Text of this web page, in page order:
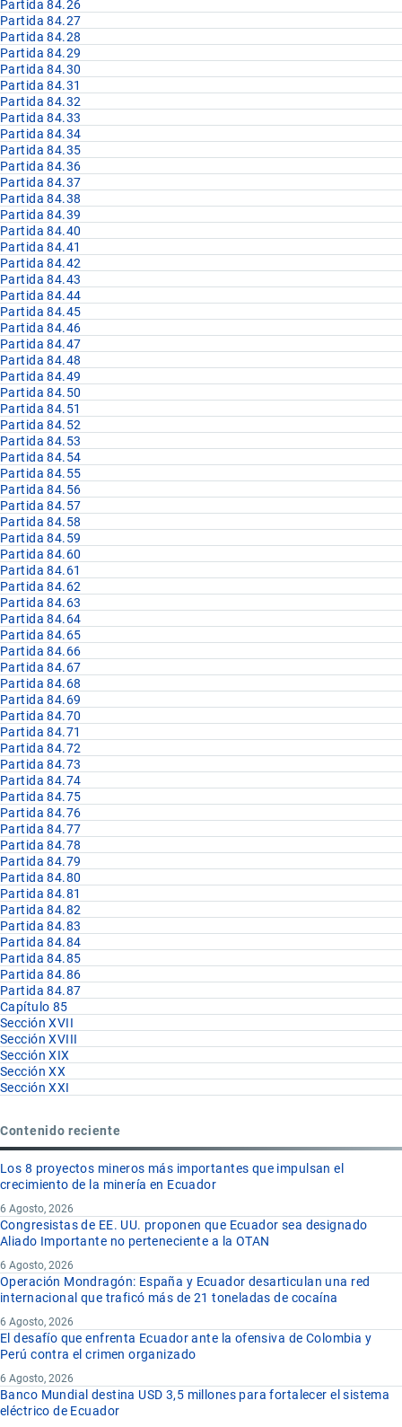
Partida 84.26
Partida 84.27
Partida 84.28
Partida 84.29
Partida 84.30
Partida 84.31
Partida 84.32
Partida 84.33
Partida 84.34
Partida 84.35
Partida 84.36
Partida 84.37
Partida 84.38
Partida 84.39
Partida 84.40
Partida 84.41
Partida 84.42
Partida 84.43
Partida 84.44
Partida 84.45
Partida 84.46
Partida 84.47
Partida 84.48
Partida 84.49
Partida 84.50
Partida 84.51
Partida 84.52
Partida 84.53
Partida 84.54
Partida 84.55
Partida 84.56
Partida 84.57
Partida 84.58
Partida 84.59
Partida 84.60
Partida 84.61
Partida 84.62
Partida 84.63
Partida 84.64
Partida 84.65
Partida 84.66
Partida 84.67
Partida 84.68
Partida 84.69
Partida 84.70
Partida 84.71
Partida 84.72
Partida 84.73
Partida 84.74
Partida 84.75
Partida 84.76
Partida 84.77
Partida 84.78
Partida 84.79
Partida 84.80
Partida 84.81
Partida 84.82
Partida 84.83
Partida 84.84
Partida 84.85
Partida 84.86
Partida 84.87
Capítulo 85
Sección XVII
Sección XVIII
Sección XIX
Sección XX
Sección XXI
Contenido reciente
Los 8 proyectos mineros más importantes que impulsan el
crecimiento de la minería en Ecuador
6 Agosto, 2026
Congresistas de EE. UU. proponen que Ecuador sea designado
Aliado Importante no perteneciente a la OTAN
6 Agosto, 2026
Operación Mondragón: España y Ecuador desarticulan una red
internacional que traficó más de 21 toneladas de cocaína
6 Agosto, 2026
El desafío que enfrenta Ecuador ante la ofensiva de Colombia y
Perú contra el crimen organizado
6 Agosto, 2026
Banco Mundial destina USD 3,5 millones para fortalecer el sistema
eléctrico de Ecuador